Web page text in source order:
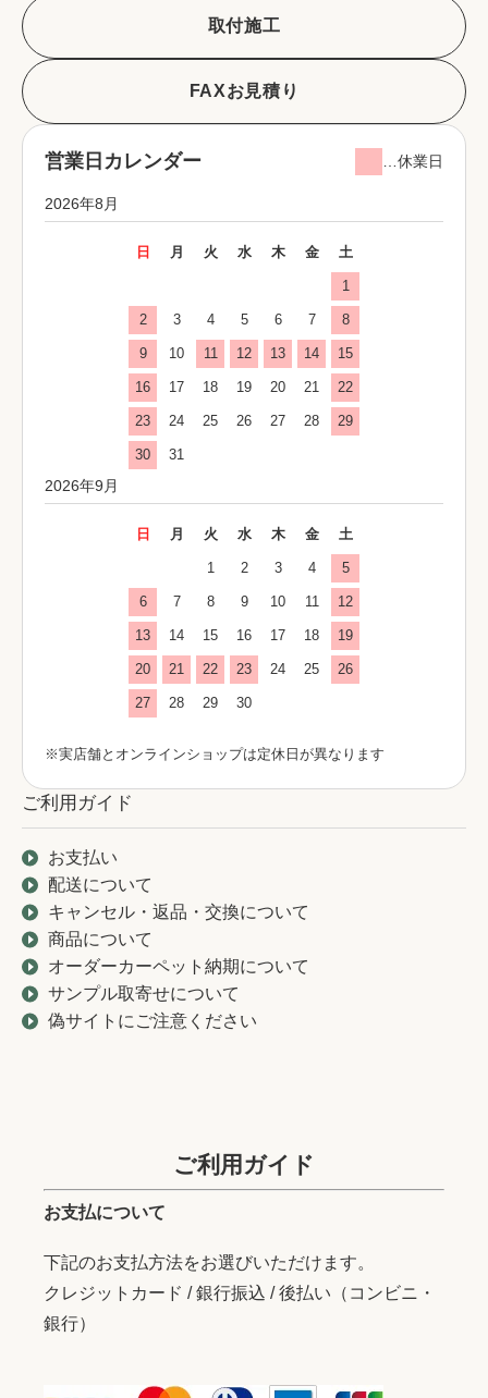
取付施工
FAXお見積り
営業日カレンダー …休業日
2026年8月
日 月 火 水 木 金 土
1
2 3 4 5 6 7 8
9 10 11 12 13 14 15
16 17 18 19 20 21 22
23 24 25 26 27 28 29
30 31
2026年9月
日 月 火 水 木 金 土
1 2 3 4 5
6 7 8 9 10 11 12
13 14 15 16 17 18 19
20 21 22 23 24 25 26
27 28 29 30
※実店舗とオンラインショップは定休日が異なります
ご利用ガイド
お支払い
配送について
キャンセル・返品・交換について
商品について
オーダーカーペット納期について
サンプル取寄せについて
偽サイトにご注意ください
ご利用ガイド
お支払について
下記のお支払方法をお選びいただけます。
クレジットカード / 銀行振込 / 後払い（コンビニ・
銀行）